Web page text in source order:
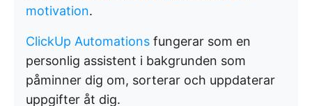
motivation.
ClickUp Automations fungerar som en
personlig assistent i bakgrunden som
påminner dig om, sorterar och uppdaterar
uppgifter åt dig.